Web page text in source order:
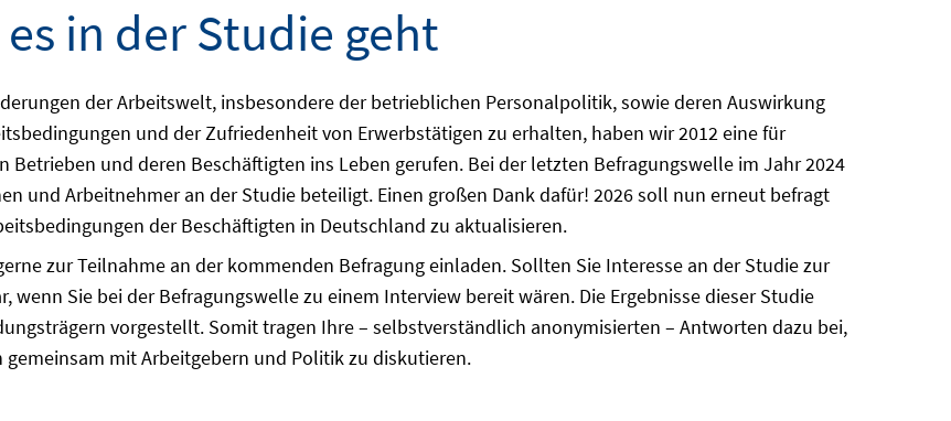
in der Studie geht
der Arbeitswelt, insbesondere der betrieblichen Personalpolitik, sowie deren Auswirkung
und der Zufriedenheit von Erwerbstätigen zu erhalten, haben wir 2012 eine für
Betrieben und deren Beschäftigten ins Leben gerufen. Bei der letzten Befragungswelle im Jahr 2024
und Arbeitnehmer an der Studie beteiligt. Einen großen Dank dafür! 2026 soll nun erneut befragt
der Beschäftigten in Deutschland zu aktualisieren.
zur Teilnahme an der kommenden Befragung einladen. Sollten Sie Interesse an der Studie zur
Sie bei der Befragungswelle zu einem Interview bereit wären. Die Ergebnisse dieser Studie
vorgestellt. Somit tragen Ihre – selbstverständlich anonymisierten – Antworten dazu bei,
mit Arbeitgebern und Politik zu diskutieren.